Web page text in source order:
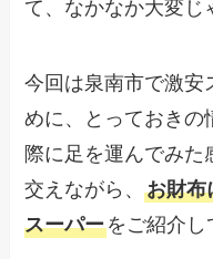
て、なかなか大変じ
今回は泉南市で激安
めに、とっておきの
際に足を運んでみた
交えながら、お財布
スーパーをご紹介し